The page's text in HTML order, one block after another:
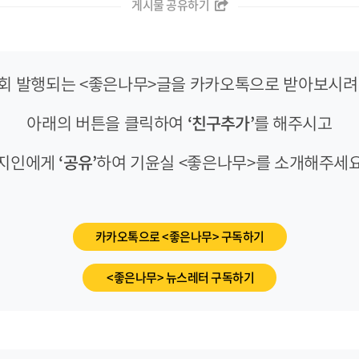
게시물 공유하기
발행되는 <좋은나무>글을 카카오톡으로 받아보시
아래의 버튼을 클릭하여 ‘친구추가’를 해주시고
인에게 ‘공유’하여 기윤실 <좋은나무>를 소개해주세
카카오톡으로 <좋은나무> 구독하기
<좋은나무> 뉴스레터 구독하기